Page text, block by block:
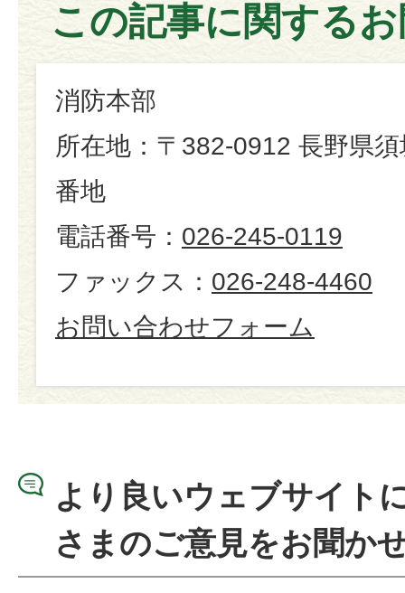
この記事に関する
消防本部
所在地：〒382-0912 長野県
番地
電話番号： 026-245-0119
ファックス： 026-248-4460
お問い合わせフォーム
より良いウェブサイト
さまのご意見をお聞か